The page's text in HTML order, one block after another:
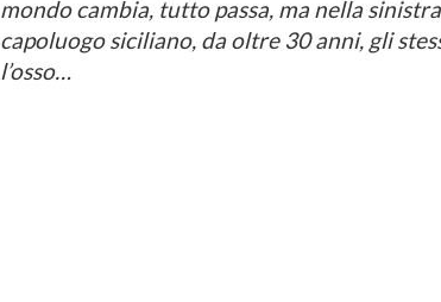
mondo cambia, tutto passa, ma nella
capoluogo siciliano, da oltre 30 anni, gli
l’osso…